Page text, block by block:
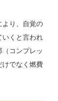
り、自覚の
いくと言われ
コンプレッ
でなく燃費